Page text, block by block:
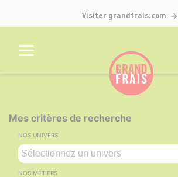
Visiter grandfrais.com
Mes critères de recherche
NOS UNIVERS
NOS MÉTIERS